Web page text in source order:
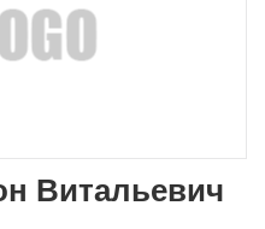
меня на этом
Витальевич